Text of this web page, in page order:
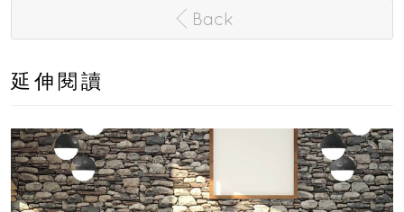
Back
延伸閱讀